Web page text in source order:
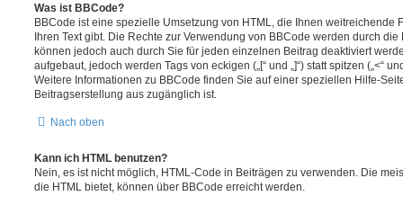
Was ist BBCode?
BBCode ist eine spezielle Umsetzung von HTML, die Ihnen weitreichende
Ihren Text gibt. Die Rechte zur Verwendung von BBCode werden durch
können jedoch auch durch Sie für jeden einzelnen Beitrag deaktiviert
aufgebaut, jedoch werden Tags von eckigen („[“ und „]“) statt spitzen („<“
Weitere Informationen zu BBCode finden Sie auf einer speziellen Hilfe-
Beitragserstellung aus zugänglich ist.
Nach oben
Kann ich HTML benutzen?
Nein, es ist nicht möglich, HTML-Code in Beiträgen zu verwenden. Die
die HTML bietet, können über BBCode erreicht werden.